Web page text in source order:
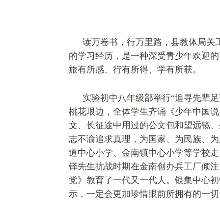
读万卷书，行万里路，县教体局关
的学习经历，是一种深受青少年欢迎
旅有所感、行有所得、学有所获。
实验初中八年级部举行“追寻先辈
桃花垠边，全体学生齐诵《少年中国
文、长征途中用过的公文包和望远镜
志不渝追求真理，为国家、为民族、
道中心小学、金南镇中心小学等学校
铎先生抗战时期在金南创办兵工厂倾
党》教育了一代又一代人。银集中心
示，一定会更加珍惜眼前所拥有的一